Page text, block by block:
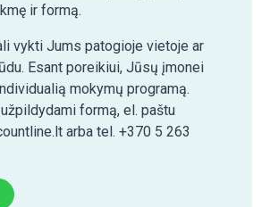
ir formą.
vykti Jums patogioje vietoje ar
Esant poreikiui, Jūsų įmonei
mokymų programą.
formą, el. paštu
arba tel. +370 5 263